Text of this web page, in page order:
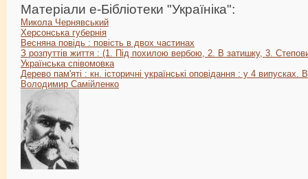
Матеріали е-Бібліотеки "Україніка":
Микола Чернявський
Херсонська губернія
Весняна повідь : повість в двох частинах
З розпуттів життя : (1. Під похилою вербою, 2. В затишку, 3.
Українська співомовка
Дерево пам'яті : кн. історичні українські оповідання : у 4 випусках.
Володимир Самійленко